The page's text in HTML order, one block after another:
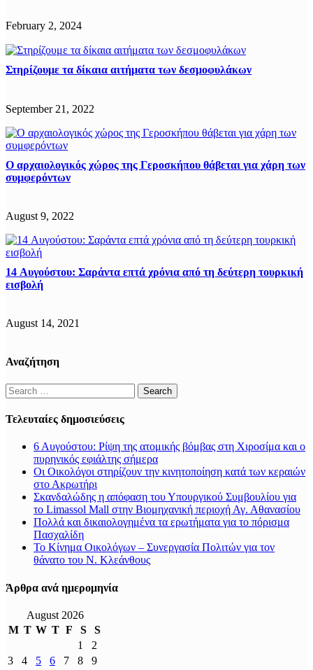
February 2, 2024
Στηρίζουμε τα δίκαια αιτήματα των δεσμοφυλάκων
September 21, 2022
Ο αρχαιολογικός χώρος της Γεροσκήπου θάβεται για χάρη των
συμφερόντων
August 9, 2022
14 Αυγούστου: Σαράντα επτά χρόνια από τη δεύτερη τουρκική
εισβολή
August 14, 2021
Αναζήτηση
Search
for:
Τελευταίες δημοσιεύσεις
6 Αυγούστου: Ρίψη της ατομικής βόμβας στη Χιροσίμα και ο
πυρηνικός εφιάλτης σήμερα
Οι Οικολόγοι στηρίζουν την κινητοποίηση κατά των κεραιών
στο Ακρωτήρι
Σκανδαλώδης η απόφαση του Υπουργικού Συμβουλίου για
το Limassol Mall στην Βιομηχανική περιοχή Αγ. Αθανασίου
Πολλά και δικαιολογημένα τα ερωτήματα για το πόρισμα
Πασχαλίδη
Το Κίνημα Οικολόγων – Συνεργασία Πολιτών για τον
θάνατο του Ν. Κλεάνθους
Άρθρα ανά ημερομηνία
August 2026
M T W T F S
S
1
2
3
4 5 6 7 8
9